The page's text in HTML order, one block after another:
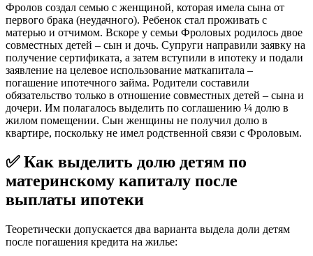
Фролов создал семью с женщиной, которая имела сына от
первого брака (неудачного). Ребенок стал проживать с
матерью и отчимом. Вскоре у семьи Фроловых родилось двое
совместных детей – сын и дочь. Супруги направили заявку на
получение сертификата, а затем вступили в ипотеку и подали
заявление на целевое использование маткапитала –
погашение ипотечного займа. Родители составили
обязательство только в отношение совместных детей – сына и
дочери. Им полагалось выделить по соглашению ¼ долю в
жилом помещении. Сын женщины не получил долю в
квартире, поскольку не имел родственной связи с Фроловым.
✅ Как выделить долю детям по
материнскому капиталу после
выплаты ипотеки
Теоретически допускается два варианта выдела доли детям
после погашения кредита на жилье: